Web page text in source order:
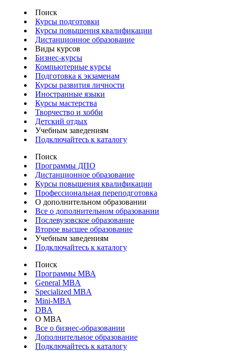
Поиск
Курсы подготовки
Курсы повышения квалификации
Дистанционное образование
Виды курсов
Бизнес-курсы
Компьютерные курсы
Подготовка к экзаменам
Курсы развития личности
Иностранные языки
Курсы мастерства
Творчество и хобби
Детский отдых
Учебным заведениям
Подключайтесь к каталогу
Поиск
Программы ДПО
Дистанционное образование
Курсы повышения квалификации
Профессиональная переподготовка
О дополнительном образовании
Все о дополнительном образовании
Послевузовское образование
Второе высшее образование
Учебным заведениям
Подключайтесь к каталогу
Поиск
Программы МВА
General MBA
Specialized MBA
Mini-MBA
DBA
О MBA
Все о бизнес-образовании
Дополнительное образование
Подключайтесь к каталогу